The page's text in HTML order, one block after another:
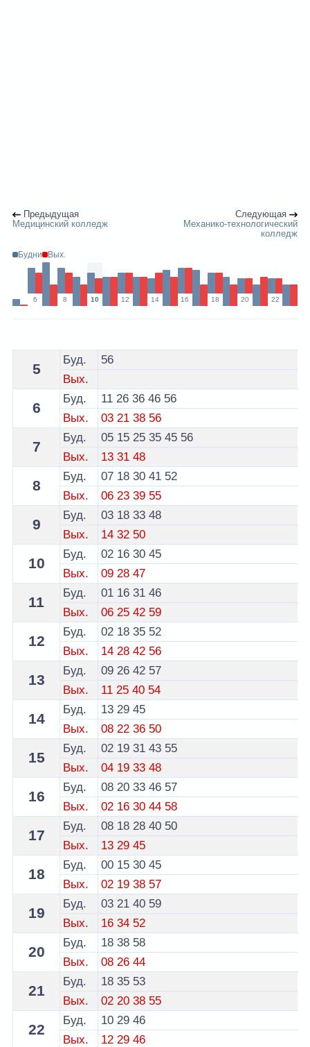
Предыдущая
Медицинский колледж
Следующая
Механико-технологический
колледж
Будни Вых.
6 8 10 12 14 16 18 20 22
Расписание 19 троллейбуса Минск - остановка
5
Буд.
56
Вых.
6
Буд. 11 26 36 46 56
Вых.
03 21 38 56
7
Буд. 05 15 25 35 45 56
Вых.
13 31 48
8
Буд. 07 18 30 41 52
Вых.
06 23 39 55
9
Буд. 03 18 33 48
Вых.
14 32 50
10
Буд. 02 16 30 45
Вых.
09 28 47
11
Буд. 01 16 31 46
Вых.
06 25 42 59
12
Буд. 02 18 35 52
Вых.
14 28 42 56
13
Буд. 09 26 42 57
Вых.
11 25 40 54
14
Буд. 13 29 45
Вых.
08 22 36 50
15
Буд. 02 19 31 43 55
Вых.
04 19 33 48
16
Буд. 08 20 33 46 57
Вых.
02 16 30 44 58
17
Буд. 08 18 28 40 50
Вых.
13 29 45
18
Буд. 00 15 30 45
Вых.
02 19 38 57
19
Буд. 03 21 40 59
Вых.
16 34 52
20
Буд. 18 38 58
Вых.
08 26 44
21
Буд. 18 35 53
Вых.
02 20 38 55
22
Буд. 10 29 46
Вых.
12 29 46